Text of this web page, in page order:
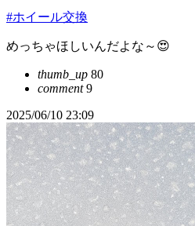
#ホイール交換
めっちゃほしいんだよな～😍
thumb_up 80
comment9
2025/06/10 23:09